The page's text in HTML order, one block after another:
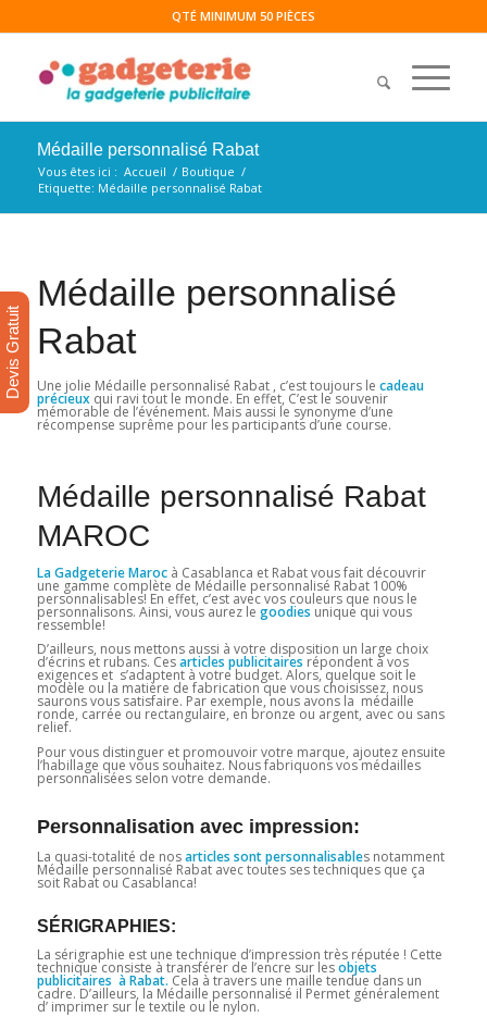
QTÉ MINIMUM 50 PIÈCES
Médaille personnalisé Rabat
Vous êtes ici : Accueil / Boutique /
Etiquette: Médaille personnalisé Rabat
Médaille personnalisé
Rabat
Une jolie Médaille personnalisé Rabat , c’est toujours le cadeau
précieuxqui ravi tout le monde. En effet, C’est le souvenir
mémorable de l’événement. Mais aussi le synonyme d’une
récompense suprême pour les participants d’une course.
Médaille personnalisé Rabat
MAROC
La Gadgeterie Marocà Casablanca et Rabat vous fait découvrir
une gamme complète de Médaille personnalisé Rabat 100%
personnalisables! En effet, c’est avec vos couleurs que nous le
personnalisons. Ainsi, vous aurez le goodies unique qui vous
ressemble!
D’ailleurs, nous mettons aussi à votre disposition un large choix
d’écrins et rubans. Cesarticles publicitaires répondent à vos
exigences et s’adaptent à votre budget. Alors, quelque soit le
modèle ou la matière de fabrication que vous choisissez, nous
saurons vous satisfaire. Par exemple, nous avons la médaille
ronde, carrée ou rectangulaire, en bronze ou argent, avec ou sans
relief.
Pour vous distinguer et promouvoir votre marque, ajoutez ensuite
l’habillage que vous souhaitez. Nous fabriquons vos médailles
personnalisées selon votre demande.
Personnalisation avec impression:
La quasi-totalité de nosarticles sont personnalisables notamment
Médaille personnalisé Rabat avec toutes ses techniques que ça
soit Rabat ou Casablanca!
SÉRIGRAPHIES:
La sérigraphie est une technique d’impression très réputée ! Cette
technique consiste à transférer de l’encre sur lesobjets
publicitaires à Rabat. Cela à travers une maille tendue dans un
cadre. D’ailleurs, la Médaille personnalisé il Permet généralement
d’ imprimer sur le textile ou le nylon.
Devis Gratuit